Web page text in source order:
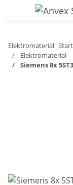
Elektromaterial
Elektromaterial
Siemens 8x